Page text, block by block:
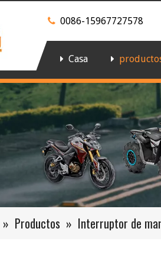
 0086-15967727578
Casa
» Productos » Interruptor de